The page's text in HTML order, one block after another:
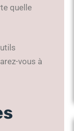
quelle
vous à